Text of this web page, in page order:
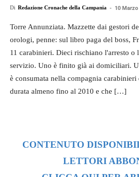
Di Redazione Cronache della Campania - 10 Marzo
Torre Annunziata. Mazzette dai gestori
orologi, penne: sul libro paga del boss,
11 carabinieri. Dieci rischiano l'arresto o
servizio. Uno è finito già ai domiciliari.
è consumata nella compagnia
durata almeno fino al 2010 e che […]
CONTENUTO
LETTORI